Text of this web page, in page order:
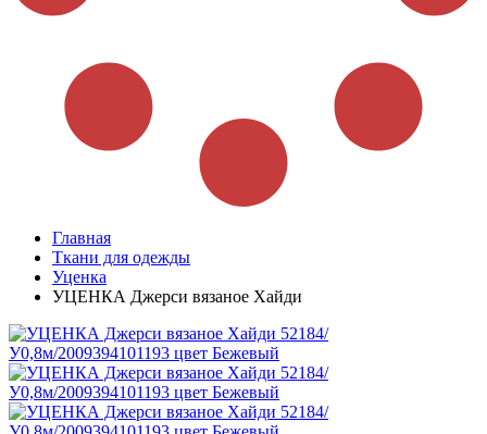
Главная
Ткани для одежды
Уценка
УЦЕНКА Джерси вязаное Хайди